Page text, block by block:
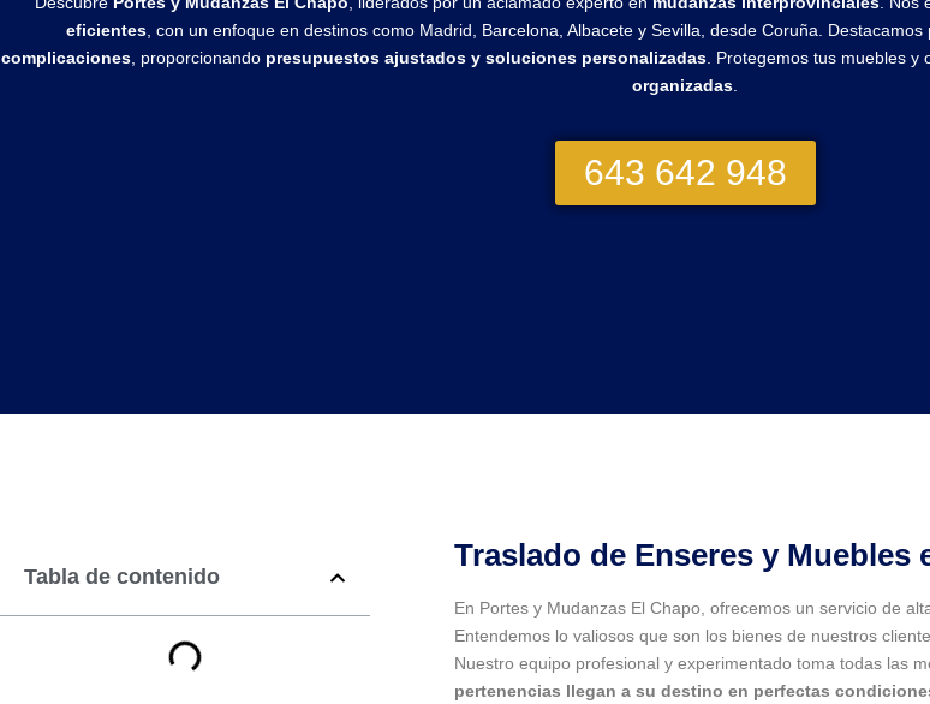
eficientes, con un enfoque en destinos como Madrid, Barcelona, Albacete y Sevilla, desde Coruña. Destacamos
complicaciones, proporcionando presupuestos ajustados y soluciones personalizadas. Protegemos tus muebles y
organizadas.
643 642 948
Tabla de contenido
Traslado de Enseres y Muebles
En Portes y Mudanzas El Chapo, ofrecemos un servicio de
Entendemos lo valiosos que son los bienes de nuestros
Nuestro equipo profesional y experimentado toma todas las
pertenencias llegan a su destino en perfectas